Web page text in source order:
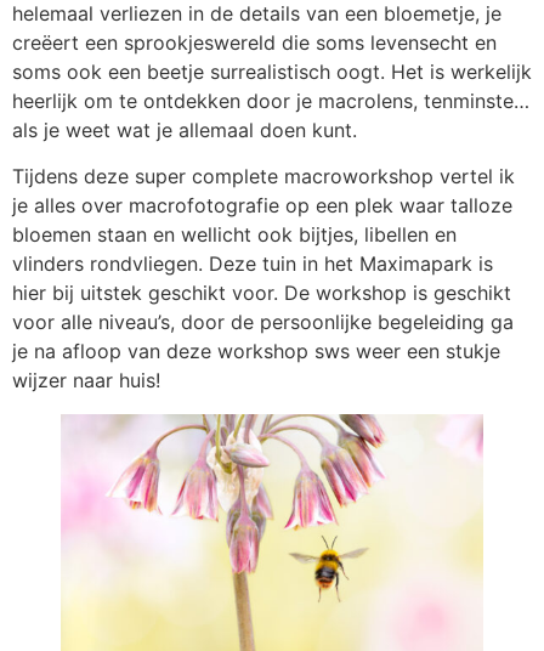
helemaal verliezen in de details van een bloemetje, je
creëert een sprookjeswereld die soms levensecht en
soms ook een beetje surrealistisch oogt. Het is werkelijk
heerlijk om te ontdekken door je macrolens, tenminste…
als je weet wat je allemaal doen kunt.
Tijdens deze super complete macroworkshop vertel ik
je alles over macrofotografie op een plek waar talloze
bloemen staan en wellicht ook bijtjes, libellen en
vlinders rondvliegen. Deze tuin in het Maximapark is
hier bij uitstek geschikt voor. De workshop is geschikt
voor alle niveau’s, door de persoonlijke begeleiding ga
je na afloop van deze workshop sws weer een stukje
wijzer naar huis!